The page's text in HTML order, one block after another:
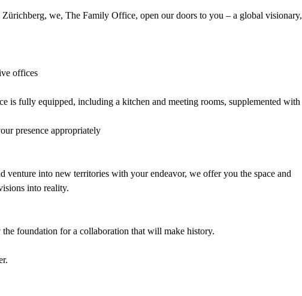
we, The Family Office, open our doors to you – a global visionary,
offices
is fully equipped, including a kitchen and meeting rooms, supplemented with
presence appropriately
venture into new territories with your endeavor, we offer you the space and
into reality.
foundation for a collaboration that will make history.